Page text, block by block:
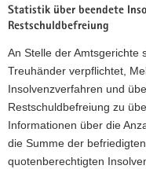
Statistik über beendete
Restschuldbefreiung
An Stelle der Amtsgerichte
Treuhänder verpflichtet,
Insolvenzverfahren und
Restschuldbefreiung zu
Informationen über die
die Summe der
quotenberechtigten